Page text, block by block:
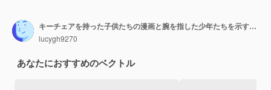
キーチェアを持った子供たちの漫画と腕を指した少年たちを示すサイン
lucygh9270
あなたにおすすめのベクトル